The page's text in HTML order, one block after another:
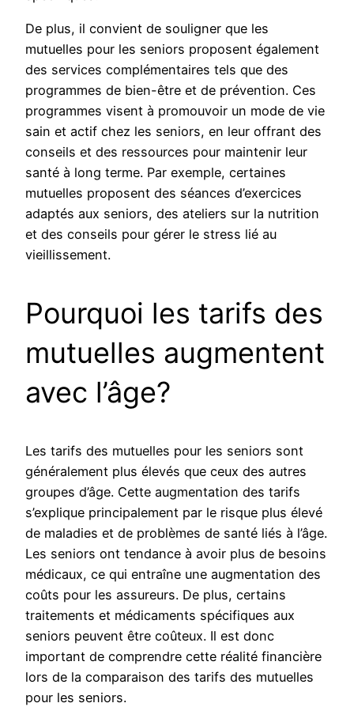
De plus, il convient de souligner que les
mutuelles pour les seniors proposent également
des services complémentaires tels que des
programmes de bien-être et de prévention. Ces
programmes visent à promouvoir un mode de vie
sain et actif chez les seniors, en leur offrant des
conseils et des ressources pour maintenir leur
santé à long terme. Par exemple, certaines
mutuelles proposent des séances d’exercices
adaptés aux seniors, des ateliers sur la nutrition
et des conseils pour gérer le stress lié au
vieillissement.
Pourquoi les tarifs des
mutuelles augmentent
avec l’âge?
Les tarifs des mutuelles pour les seniors sont
généralement plus élevés que ceux des autres
groupes d’âge. Cette augmentation des tarifs
s’explique principalement par le risque plus élevé
de maladies et de problèmes de santé liés à l’âge.
Les seniors ont tendance à avoir plus de besoins
médicaux, ce qui entraîne une augmentation des
coûts pour les assureurs. De plus, certains
traitements et médicaments spécifiques aux
seniors peuvent être coûteux. Il est donc
important de comprendre cette réalité financière
lors de la comparaison des tarifs des mutuelles
pour les seniors.